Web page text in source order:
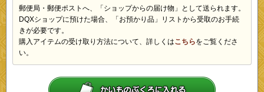
郵便局・郵便ポストへ、「ショップからの届け物」として送られます。
DQXショップに預けた場合、「お預かり品」リストから受取のお手続
きが必要です。
購入アイテムの受け取り方法について、詳しくはこちらをご覧くださ
い。